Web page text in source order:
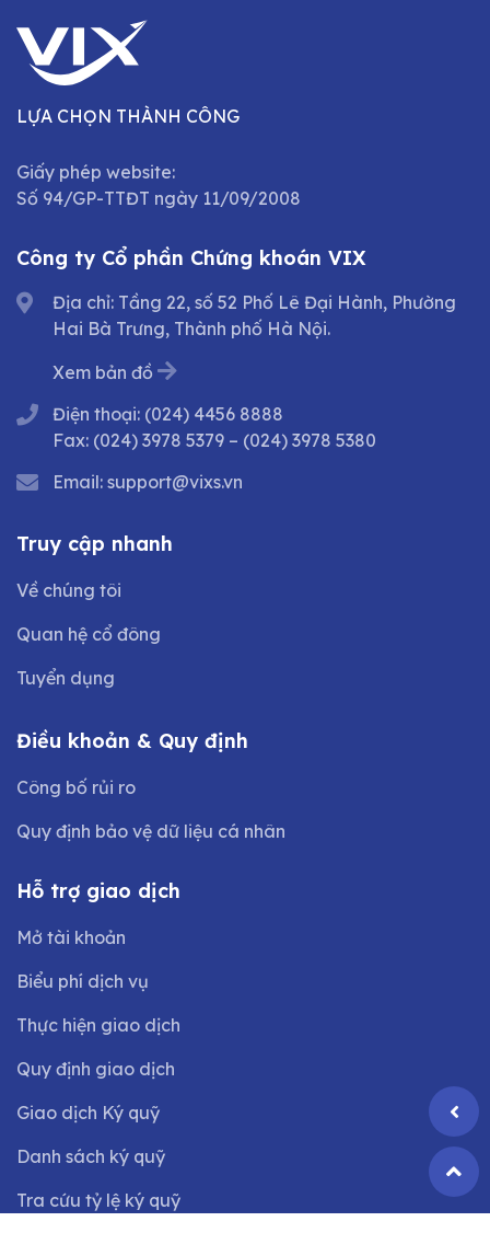
LỰA CHỌN THÀNH CÔNG
Giấy phép website:
Số 94/GP-TTĐT ngày 11/09/2008
Công ty Cổ phần Chứng khoán VIX
Địa chỉ: Tầng 22, số 52 Phố Lê Đại Hành, Phường
Hai Bà Trưng, Thành phố Hà Nội.
Xem bản đồ
Điện thoại: (024) 4456 8888
Fax: (024) 3978 5379 – (024) 3978 5380
Email: support@vixs.vn
Truy cập nhanh
Về chúng tôi
Quan hệ cổ đông
Tuyển dụng
Điều khoản & Quy định
Công bố rủi ro
Quy định bảo vệ dữ liệu cá nhân
Hỗ trợ giao dịch
Mở tài khoản
Biểu phí dịch vụ
Thực hiện giao dịch
Quy định giao dịch
Giao dịch Ký quỹ
Danh sách ký quỹ
Tra cứu tỷ lệ ký quỹ